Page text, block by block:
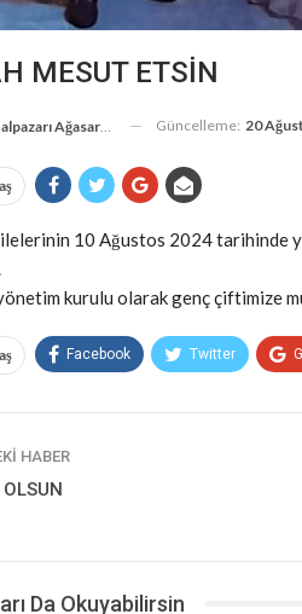
MESUT ETSİN
Eğitim Kültür Ve Dayanışma Derneği Güncelleme: 20
10 Ağustos 2024 tarihinde
kurulu olarak genç çiftimize
Facebook Twitter
HABER
Da Okuyabilirsin